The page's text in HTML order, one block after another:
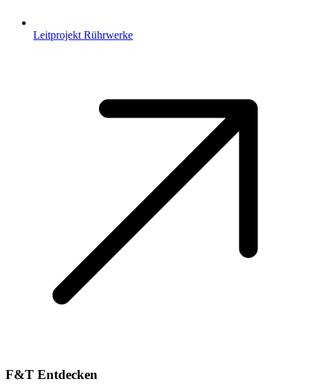
Leitprojekt Rührwerke
F&T Entdecken